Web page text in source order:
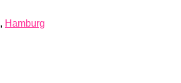
, Hamburg